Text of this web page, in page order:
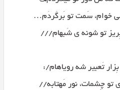
خوام، سَمت تو بَرگَردَم…
تو شونه ی شَبهام///
تَعبیر شه رویاهام/:
تو چِشمات، نور مَهتابه//